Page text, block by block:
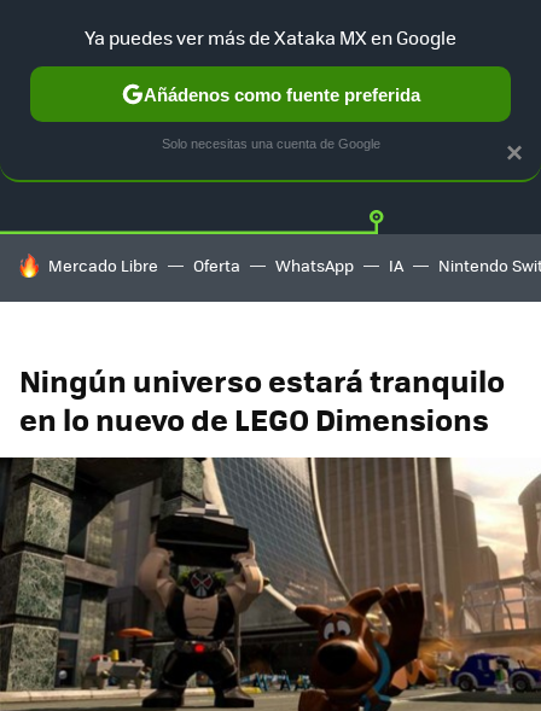
Twitter
HOY SE HABLA DE
Mercado Libre Oferta WhatsApp IA Nintendo
Ningún universo estará tranquilo
en lo nuevo de LEGO Dimensions
×
Ya puedes ver más de Xataka MX en Google
Añádenos como fuente preferida
Solo necesitas una cuenta de Google